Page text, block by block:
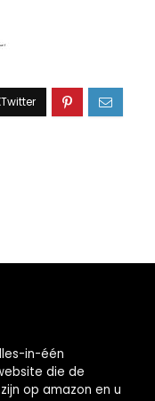
in-één
die de
op amazon en u